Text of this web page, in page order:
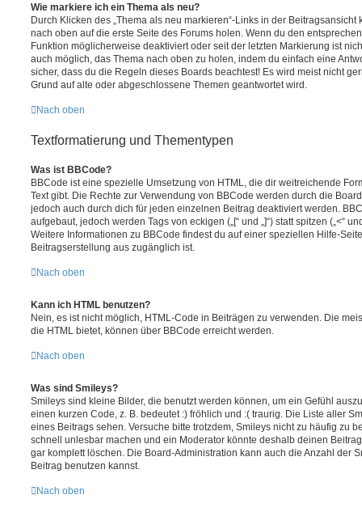
Wie markiere ich ein Thema als neu?
Durch Klicken des „Thema als neu markieren“-Links in der
nach oben auf die erste Seite des Forums holen. Wenn du den
Funktion möglicherweise deaktiviert oder seit der letzten Markierung ist
auch möglich, das Thema nach oben zu holen, indem du einfach eine
sicher, dass du die Regeln dieses Boards beachtest! Es wird meist nicht
Grund auf alte oder abgeschlossene Themen geantwortet wird.
Nach oben
Textformatierung und Thementypen
Was ist BBCode?
BBCode ist eine spezielle Umsetzung von HTML, die dir weitreichende
Text gibt. Die Rechte zur Verwendung von BBCode werden durch die
jedoch auch durch dich für jeden einzelnen Beitrag deaktiviert werden.
aufgebaut, jedoch werden Tags von eckigen („[“ und „]“) statt spitzen („<“
Weitere Informationen zu BBCode findest du auf einer speziellen Hilfe-
Beitragserstellung aus zugänglich ist.
Nach oben
Kann ich HTML benutzen?
Nein, es ist nicht möglich, HTML-Code in Beiträgen zu verwenden. Die
die HTML bietet, können über BBCode erreicht werden.
Nach oben
Was sind Smileys?
Smileys sind kleine Bilder, die benutzt werden können, um ein Gefühl
einen kurzen Code, z. B. bedeutet :) fröhlich und :( traurig. Die Liste aller
eines Beitrags sehen. Versuche bitte trotzdem, Smileys nicht zu häufig zu
schnell unlesbar machen und ein Moderator könnte deshalb deinen
gar komplett löschen. Die Board-Administration kann auch die Anzahl der
Beitrag benutzen kannst.
Nach oben